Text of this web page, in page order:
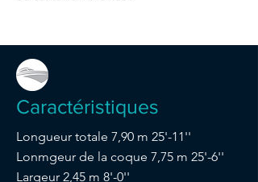
Caractéristiques
Longueur totale 7,90 m 25'-11''
Lonmgeur de la coque 7,75 m 25'-6''
Largeur 2,45 m 8'-0''